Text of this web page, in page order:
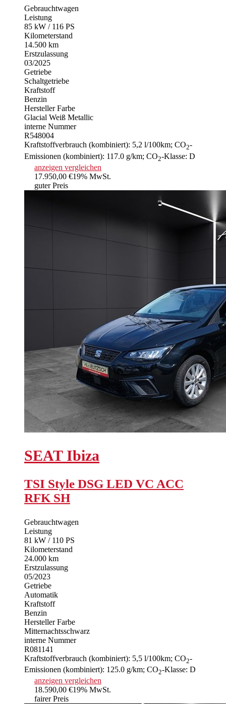
Gebrauchtwagen
Leistung
85 kW / 116 PS
Kilometerstand
14.500 km
Erstzulassung
03/2025
Getriebe
Schaltgetriebe
Kraftstoff
Benzin
Hersteller Farbe
Glacial Weiß Metallic
interne Nummer
R548004
Kraftstoffverbrauch (kombiniert): 5,2 l/100km; CO2-
Emissionen (kombiniert): 117.0 g/km; CO2-Klasse: D
anzeigen vergleichen
17.950,00 €19% MwSt.
guter Preis
SEAT Ibiza
TSI Style DSG LED VC ACC
RFK SH
Gebrauchtwagen
Leistung
81 kW / 110 PS
Kilometerstand
24.000 km
Erstzulassung
05/2023
Getriebe
Automatik
Kraftstoff
Benzin
Hersteller Farbe
Mitternachtsschwarz
interne Nummer
R081141
Kraftstoffverbrauch (kombiniert): 5,5 l/100km; CO2-
Emissionen (kombiniert): 125.0 g/km; CO2-Klasse: D
anzeigen vergleichen
18.590,00 €19% MwSt.
fairer Preis